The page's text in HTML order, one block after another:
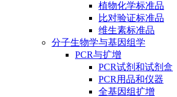
植物化学标准品
比对验证标准品
维生素标准品
分子生物学与基因组学
PCR与扩增
PCR试剂和试剂盒
PCR用品和仪器
全基因组扩增